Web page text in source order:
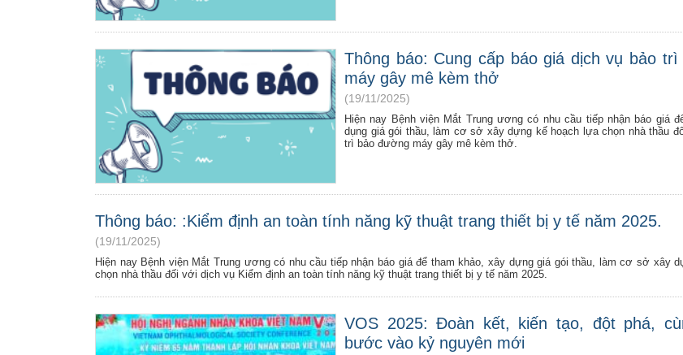
Thông báo: Cung cấp báo giá dịch vụ bảo
máy gây mê kèm thở
(19/11/2025)
Hiện nay Bệnh viện Mắt Trung ương có nhu cầu tiếp nhận báo giá
dụng giá gói thầu, làm cơ sở xây dựng kế hoạch lựa chọn nhà thầu
trì bảo đường máy gây mê kèm thở.
Thông báo: :Kiểm định an toàn tính năng kỹ thuật trang thiết bị y tế năm 2025.
(19/11/2025)
Hiện nay Bệnh viện Mắt Trung ương có nhu cầu tiếp nhận báo giá để tham khảo, xây dựng giá gói thầu, làm cơ sở xây
chọn nhà thầu đối với dịch vụ Kiểm định an toàn tính năng kỹ thuật trang thiết bị y tế năm 2025.
VOS 2025: Đoàn kết, kiến tạo, đột phá,
bước vào kỷ nguyên mới